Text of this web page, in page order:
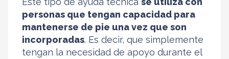
personas que tengan capacidad para
mantenerse de pie una vez que son
incorporadas. Es decir, que simplemente
tengan la necesidad de apoyo durante el